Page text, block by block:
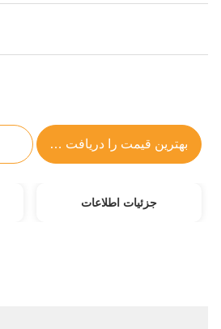
بهترین قیمت را دریافت کنید
جزئیات اطلاعات